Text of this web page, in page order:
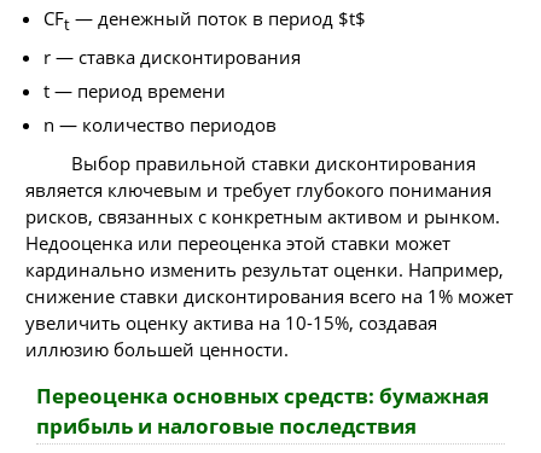
CFt — денежный поток в период $t$
r — ставка дисконтирования
t — период времени
n — количество периодов
Выбор правильной ставки дисконтирования
является ключевым и требует глубокого понимания
рисков, связанных с конкретным активом и рынком.
Недооценка или переоценка этой ставки может
кардинально изменить результат оценки. Например,
снижение ставки дисконтирования всего на 1% может
увеличить оценку актива на 10-15%, создавая
иллюзию большей ценности.
Переоценка основных средств: бумажная
прибыль и налоговые последствия